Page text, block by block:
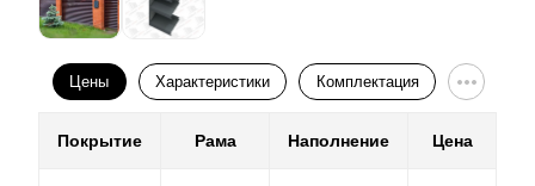
полимерно-порошковом же количество цветов не
спектр.
Цены Характеристики Комплектация
Покрытие Рама Наполнение Цена